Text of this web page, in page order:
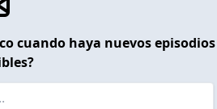
cuando haya nuevos episodios